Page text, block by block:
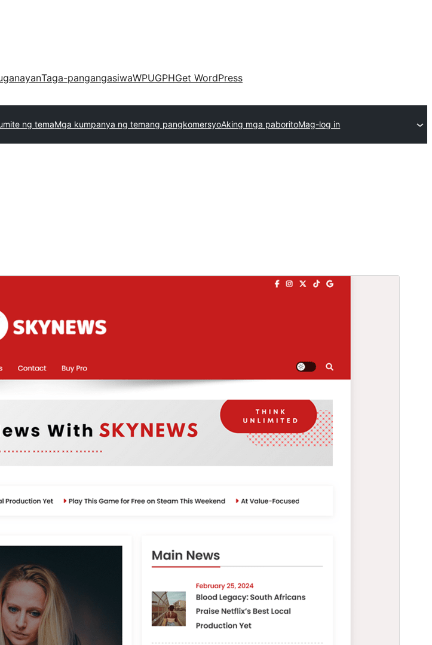
Taga-pangangasiwaWPUGPHGet WordPress
ng temaMga kumpanya ng temang pangkomersyoAking mga paboritoMag-log in
Bersyon ng WordPress
Bersyon ng PHP
Homepage ng tema